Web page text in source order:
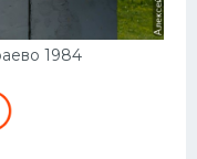
1984